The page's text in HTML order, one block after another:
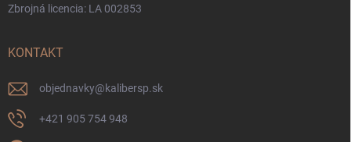
Zbrojná licencia: LA 002853
KONTAKT
objednavky@kalibersp.sk
+421 905 754 948